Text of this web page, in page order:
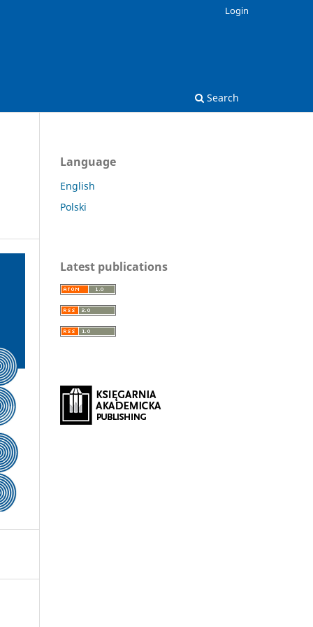
Search
Login
Language
English
Polski
Latest publications